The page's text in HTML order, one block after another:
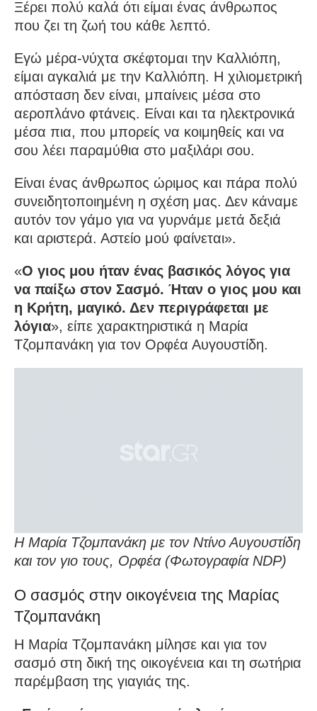
Ξέρει πολύ καλά ότι είμαι ένας άνθρωπος
που ζει τη ζωή του κάθε λεπτό.
Εγώ μέρα-νύχτα σκέφτομαι την Καλλιόπη,
είμαι αγκαλιά με την Καλλιόπη. Η χιλιομετρική
απόσταση δεν είναι, μπαίνεις μέσα στο
αεροπλάνο φτάνεις. Είναι και τα ηλεκτρονικά
μέσα πια, που μπορείς να κοιμηθείς και να
σου λέει παραμύθια στο μαξιλάρι σου.
Είναι ένας άνθρωπος ώριμος και πάρα πολύ
συνειδητοποιημένη η σχέση μας. Δεν κάναμε
αυτόν τον γάμο για να γυρνάμε μετά δεξιά
και αριστερά. Αστείο μού φαίνεται».
«Ο γιος μου ήταν ένας βασικός λόγος για
να παίξω στον Σασμό. Ήταν ο γιος μου και
η Κρήτη, μαγικό. Δεν περιγράφεται με
λόγια», είπε χαρακτηριστικά η Μαρία
Τζομπανάκη για τον Ορφέα Αυγουστίδη.
Η Μαρία Τζομπανάκη με τον Ντίνο Αυγουστίδη
και τον γιο τους, Ορφέα (Φωτογραφία NDP)
Ο σασμός στην οικογένεια της Μαρίας
Τζομπανάκη
Η Μαρία Τζομπανάκη μίλησε και για τον
σασμό στη δική της οικογένεια και τη σωτήρια
παρέμβαση της γιαγιάς της.